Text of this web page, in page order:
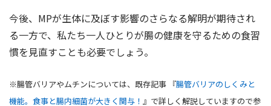
今後、MPが生体に及ぼす影響のさらなる解明が期待され
る一方で、私たち一人ひとりが腸の健康を守るための食習
慣を見直すことも必要でしょう。
※腸管バリアやムチンについては、既存記事 『腸管バリアのしくみと
機能。食事と腸内細菌が大きく関与！ 』で詳しく解説していますので参